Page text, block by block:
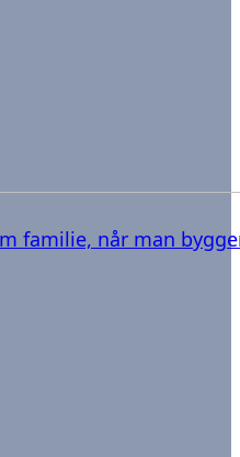
familie, når man